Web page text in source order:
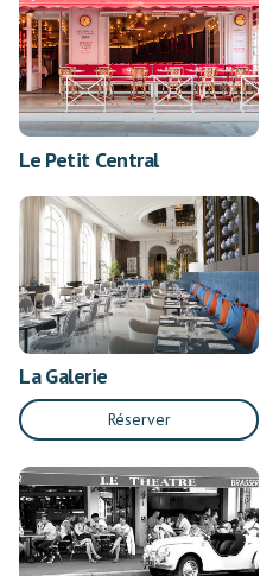
Le Petit Central
La Galerie
Réserver